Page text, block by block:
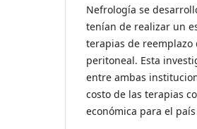
Nefrología se
tenían de realizar un
terapias de
peritoneal. Esta
entre ambas
costo de las terapias
económica para el